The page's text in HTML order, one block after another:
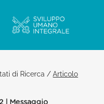
di Ricerca /Articolo
| Messaggio